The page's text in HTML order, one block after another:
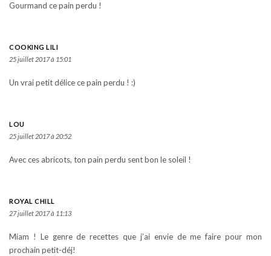
Gourmand ce pain perdu !
COOKING LILI
25 juillet 2017 à 15:01
Un vrai petit délice ce pain perdu ! :)
LOU
25 juillet 2017 à 20:52
Avec ces abricots, ton pain perdu sent bon le soleil !
ROYAL CHILL
27 juillet 2017 à 11:13
Miam ! Le genre de recettes que j’ai envie de me faire pour mon
prochain petit-déj!